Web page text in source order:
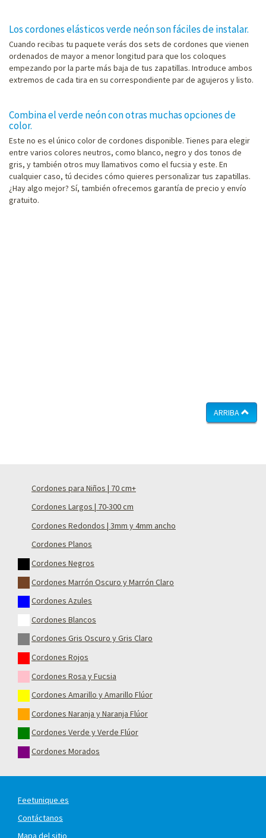
Los cordones elásticos verde neón son fáciles de instalar.
Cuando recibas tu paquete verás dos sets de cordones que vienen
ordenados de mayor a menor longitud para que los coloques
empezando por la parte más baja de tus zapatillas. Introduce ambos
extremos de cada tira en su correspondiente par de agujeros y listo.
Combina el verde neón con otras muchas opciones de
color.
Este no es el único color de cordones disponible. Tienes para elegir
entre varios colores neutros, como blanco, negro y dos tonos de
gris, y también otros muy llamativos como el fucsia y este. En
cualquier caso, tú decides cómo quieres personalizar tus zapatillas.
¿Hay algo mejor? Sí, también ofrecemos garantía de precio y envío
gratuito.
ARRIBA
Cordones para Niños | 70 cm+
Cordones Largos | 70-300 cm
Cordones Redondos | 3mm y 4mm ancho
Cordones Planos
Cordones Negros
Cordones Marrón Oscuro y Marrón Claro
Cordones Azules
Cordones Blancos
Cordones Gris Oscuro y Gris Claro
Cordones Rojos
Cordones Rosa y Fucsia
Cordones Amarillo y Amarillo Flúor
Cordones Naranja y Naranja Flúor
Cordones Verde y Verde Flúor
Cordones Morados
Feetunique.es
Contáctanos
Mapa del sitio